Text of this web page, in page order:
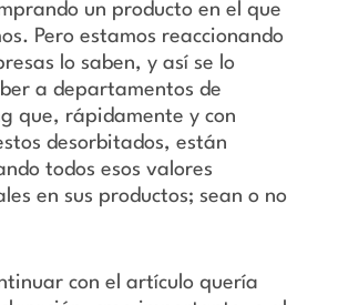
un producto en el que
Pero estamos reaccionando
lo saben, y así se lo
a departamentos de
que, rápidamente y con
desorbitados, están
todos esos valores
en sus productos; sean o no
con el artículo quería